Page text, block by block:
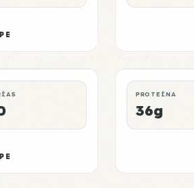
Tempeh
PROTEÍNA
36g